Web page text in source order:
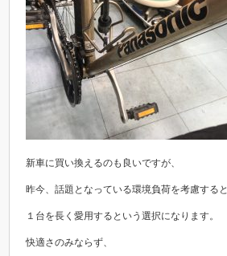
新車に買い換えるのも良いですが、
昨今、話題となっている環境負荷を考慮すると
１台を長く愛用するという選択になります。
快適さのみならず、